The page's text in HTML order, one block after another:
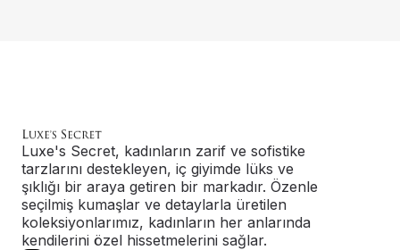
Luxe's Secret, kadınların zarif ve sofistike
tarzlarını destekleyen, iç giyimde lüks ve
şıklığı bir araya getiren bir markadır. Özenle
seçilmiş kumaşlar ve detaylarla üretilen
koleksiyonlarımız, kadınların her anlarında
kendilerini özel hissetmelerini sağlar.